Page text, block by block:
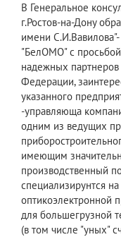
В Генеральное
г.Ростов-на-Дону
имени
"БелОМО" с просьбой
надежных партнеров
Федерации,
указанного
-управляюща
одним из ведущих
имеющим
производственный
специализирунтся
оптикоэлектронной
для большегрузной
(в том числе "уных"